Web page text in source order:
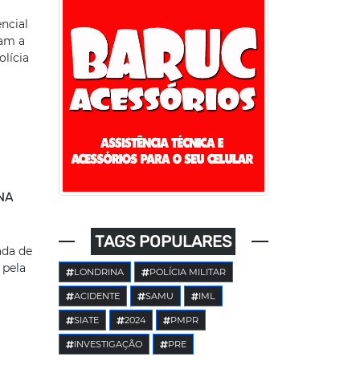
a
de
TAGS POPULARES
LONDRINA POLÍCIA MILITAR
ACIDENTE SAMU IML
SIATE 2024 PMPR
INVESTIGAÇÃO PRE